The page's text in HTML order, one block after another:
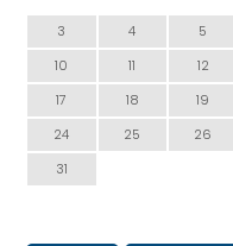
3
4 5
10
11 12
17
18 19
24
25 26
31